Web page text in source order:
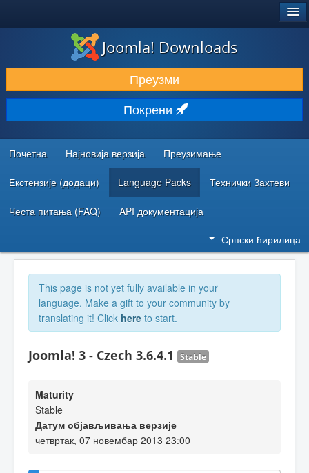
ПРЕУЗИМАЊЕ И ПРОШИРЕЊА (ЕКСТЕНЗИЈЕ)
ОТКРИЈТЕ И НАУЧИТЕ
ЗАЈЕДНИЦА И ПОДРШКА
РЕСУРСИ ЗА РАЗВОЈ
Joomla! Downloads
Преузми
Покрени
Почетна Најновија верзија Преузимање
Екстензије (додаци) Language Packs Технички Захтеви
Честа питања (FAQ) API документација
Српски ћирилица
This page is not yet fully available in your
language. Make a gift to your community by
translating it! Click here to start.
Joomla! 3 - Czech 3.6.4.1 Stable
Maturity
Stable
Датум објављивања верзије
четвртак, 07 новембар 2013 23:00